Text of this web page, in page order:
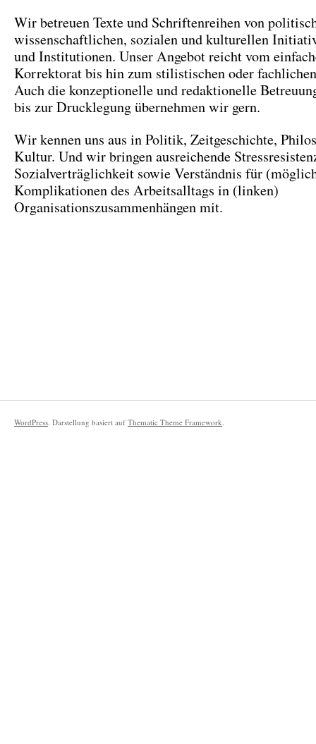
Wir betreuen Texte und Schriftenreihen von
wissenschaftlichen, sozialen und kulturellen
und Institutionen. Unser Angebot reicht vom
Korrektorat bis hin zum stilistischen oder
Auch die konzeptionelle und redaktionelle
bis zur Drucklegung übernehmen wir gern.
Wir kennen uns aus in Politik, Zeitgeschichte,
Kultur. Und wir bringen ausreichende
Sozialverträglichkeit sowie Verständnis für
Komplikationen des Arbeitsalltags in (linken)
Organisationszusammenhängen mit.
WordPress. Darstellung basiert auf Thematic Theme Framework.